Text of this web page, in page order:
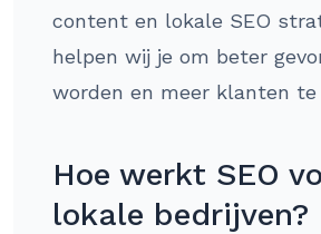
content en lokale SEO
helpen wij je om beter
worden en meer klanten te
Hoe werkt SEO
lokale bedrijven?